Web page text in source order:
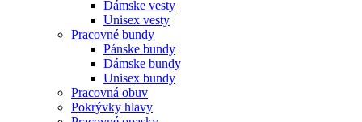
Dámske vesty
Unisex vesty
Pracovné bundy
Pánske bundy
Dámske bundy
Unisex bundy
Pracovná obuv
Pokrývky hlavy